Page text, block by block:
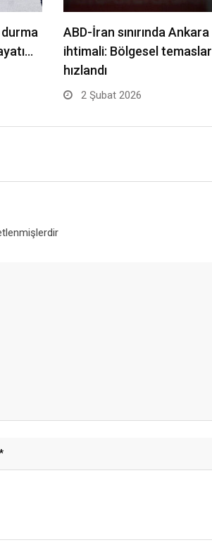
ABD-İran sınırında Ankara
ihtimali: Bölgesel temaslar
hızlandı
2 Şubat 2026